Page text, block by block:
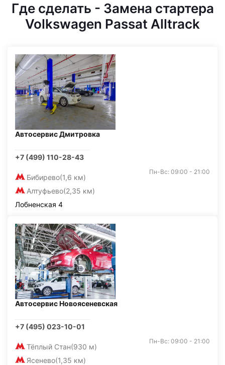
Где сделать - Замена стартера
Volkswagen Passat Alltrack
Автосервис Дмитровка
+7 (499) 110-28-43
Бибирево(1,6 км)
Алтуфьево(2,35 км)
Пн-Вс: 09:00 - 21:00
Лобненская 4
Автосервис Новоясеневская
+7 (495) 023-10-01
Тёплый Стан(930 м)
Ясенево(1,35 км)
Пн-Вс: 09:00 - 21:00